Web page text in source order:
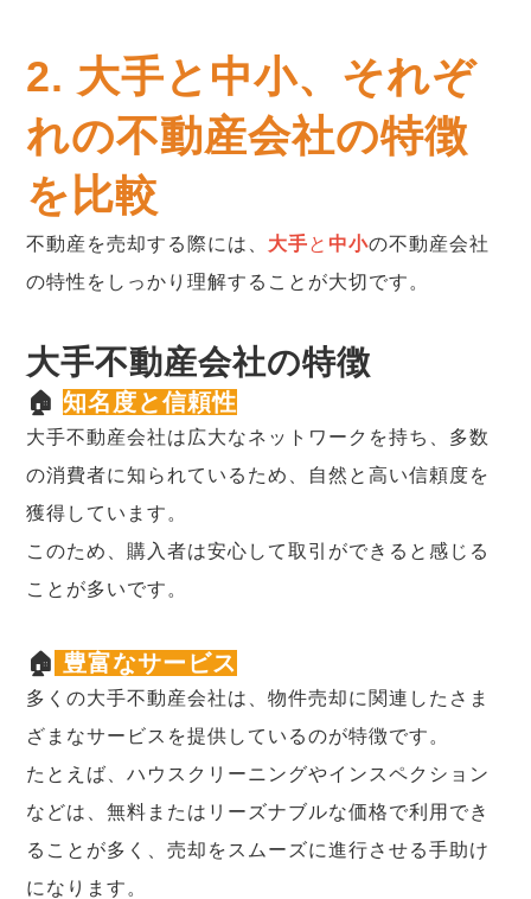
2. 大手と中小、それぞ
れの不動産会社の特徴
を比較
不動産を売却する際には、 大手と 中小の不動産会社
の特性をしっかり理解することが大切です。
大手不動産会社の特徴
🏠知名度と信頼性
大手不動産会社は広大なネットワークを持ち、多数
の消費者に知られているため、自然と高い信頼度を
獲得しています。
このため、購入者は安心して取引ができると感じる
ことが多いです。
🏠 豊富なサービス
多くの大手不動産会社は、物件売却に関連したさま
ざまなサービスを提供しているのが特徴です。
たとえば、ハウスクリーニングやインスペクション
などは、無料またはリーズナブルな価格で利用でき
ることが多く、売却をスムーズに進行させる手助け
になります。